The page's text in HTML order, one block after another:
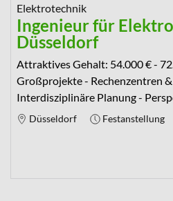
Elektrotechnik
Ingenieur für
Düsseldorf
Attraktives Gehalt: 54.000 € -
Großprojekte - Rechenzentren
Interdisziplinäre Planung -
Düsseldorf Festanstellung